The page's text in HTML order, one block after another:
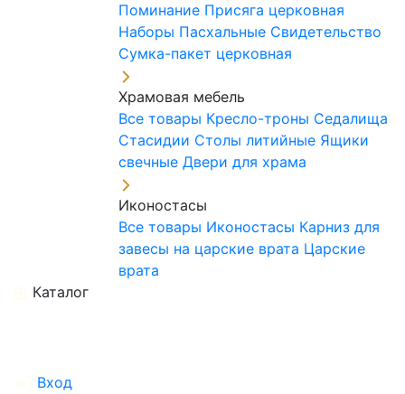
Поминание Присяга церковная
Наборы Пасхальные Свидетельство
Сумка-пакет церковная
Храмовая мебель
Все товары Кресло-троны Седалища
Стасидии Столы литийные Ящики
свечные Двери для храма
Иконостасы
Все товары Иконостасы Карниз для
завесы на царские врата Царские
врата
Каталог
Вход